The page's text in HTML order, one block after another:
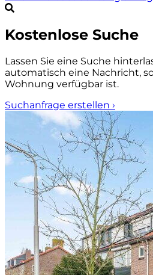
Kostenlose Suche
Lassen Sie eine Suche
automatisch eine Nachricht,
Wohnung verfügbar ist.
Suchanfrage erstellen ›